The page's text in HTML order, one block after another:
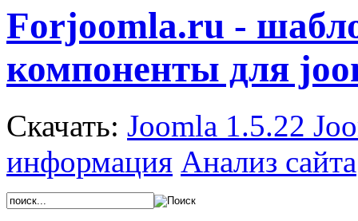
Forjoomla.ru -
компоненты для
Скачать: Joomla 1.5.22
информация Анализ сайта